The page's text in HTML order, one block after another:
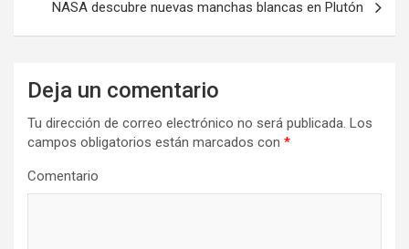
g
NASA descubre nuevas manchas blancas en Plutón
Deja un comentario
Tu dirección de correo electrónico no será publicada. Los
campos obligatorios están marcados con *
Comentario